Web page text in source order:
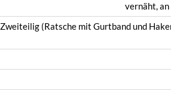
vernäht, an
Zweiteilig (Ratsche mit Gurtband und